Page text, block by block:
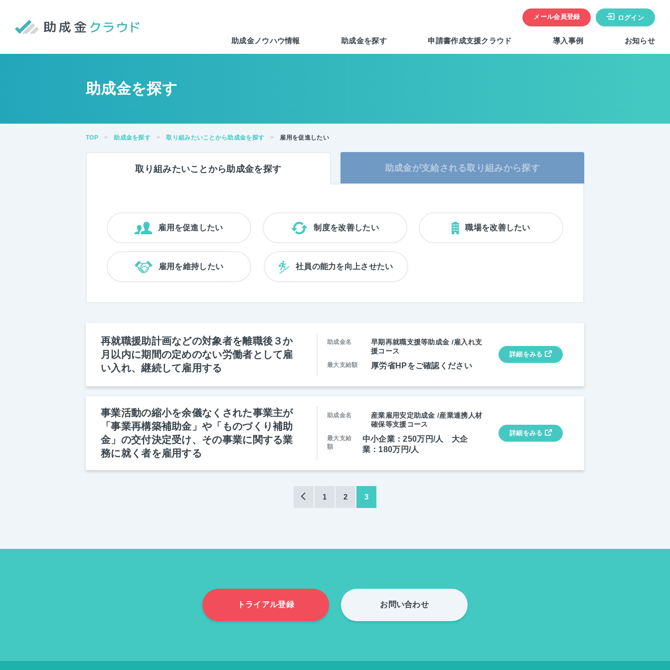
メール会員登録 ログイン
助成金ノウハウ情報 助成金を探す 申請書作成支援クラウド 導入事例 お知らせ
助成金を探す
TOP 助成金を探す 取り組みたいことから助成金を探す 雇用を促進したい
取り組みたいことから助成金を探す 助成金が支給される取り組みから探す
雇用を促進したい 制度を改善したい 職場を改善したい
雇用を維持したい 社員の能力を向上させたい
再就職援助計画などの対象者を離職後３か
月以内に期間の定めのない労働者として雇
い入れ、継続して雇用する
助成金名
早期再就職支援等助成金 /雇入れ支
援コース
最大支給額 厚労省HPをご確認ください
詳細をみる
事業活動の縮小を余儀なくされた事業主が
「事業再構築補助金」や「ものづくり補助
金」の交付決定受け、その事業に関する業
務に就く者を雇用する
助成金名
産業雇用安定助成金 /産業連携人材
確保等支援コース
最大支給
額
中小企業：250万円/人 大企
業：180万円/人
詳細をみる
1 2 3
トライアル登録 お問い合わせ